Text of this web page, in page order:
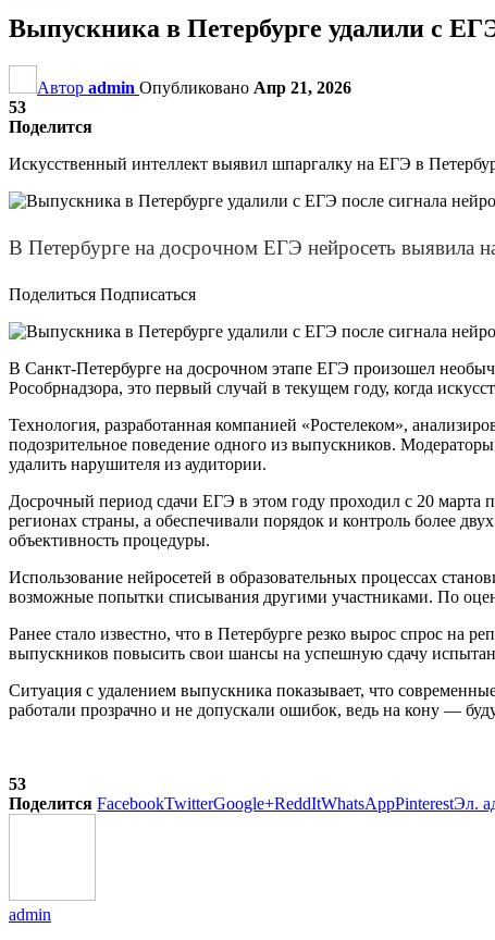
Выпускника в Петербурге удалили с
Автор admin Опубликовано Апр 21, 2026
53
Поделится
Искусственный интеллект выявил шпаргалку на ЕГЭ в
В Петербурге на досрочном ЕГЭ нейросеть выявила
Поделиться Подписаться
В Санкт-Петербурге на досрочном этапе ЕГЭ произошел
Рособрнадзора, это первый случай в текущем году, когда
Технология, разработанная компанией «Ростелеком»,
подозрительное поведение одного из выпускников.
удалить нарушителя из аудитории.
Досрочный период сдачи ЕГЭ в этом году проходил с 20 марта
регионах страны, а обеспечивали порядок и контроль более
объективность процедуры.
Использование нейросетей в образовательных процессах
возможные попытки списывания другими участниками. По
Ранее стало известно, что в Петербурге резко вырос спрос на
выпускников повысить свои шансы на успешную сдачу
Ситуация с удалением выпускника показывает, что
работали прозрачно и не допускали ошибок, ведь на кону —
53
Поделится FacebookTwitterGoogle+ReddItWhatsAppPinterestЭл.
admin